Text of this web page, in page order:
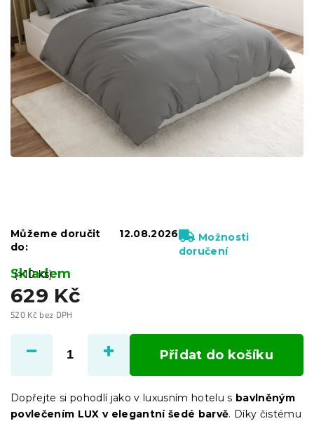
629 Kč
520 Kč bez DPH
cena:
Skladem
(>10 ks)
Můžeme doručit
do:
12.08.2026
Možnosti
doručení
Přidat do košíku
Dopřejte si pohodlí jako v luxusním hotelu s bavlněným
povlečením LUX v elegantní šedé barvě. Díky čistému